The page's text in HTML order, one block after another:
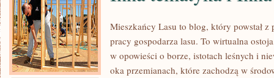
Mieszkańcy Lasu to blog, który powstał
pracy gospodarza lasu. To wirtualna
w opowieści o borze, istotach leśnych i
oka przemianach, które zachodzą w